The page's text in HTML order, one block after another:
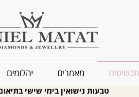
תכשיטים מאמרים יהלומים
טבעות נישואין בימי שישי